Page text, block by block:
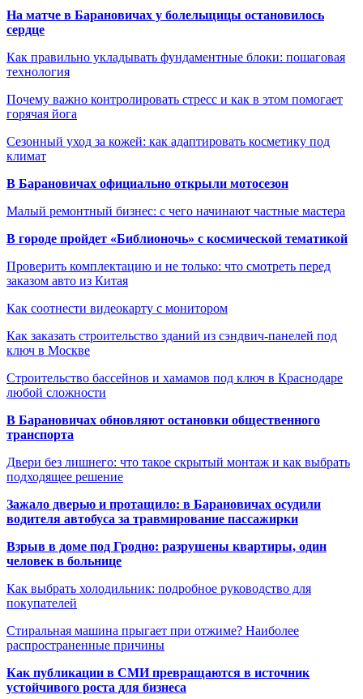
На матче в Барановичах у болельщицы остановилось
сердце
Как правильно укладывать фундаментные блоки: пошаговая
технология
Почему важно контролировать стресс и как в этом помогает
горячая йога
Сезонный уход за кожей: как адаптировать косметику под
климат
В Барановичах официально открыли мотосезон
Малый ремонтный бизнес: с чего начинают частные мастера
В городе пройдет «Библионочь» с космической тематикой
Проверить комплектацию и не только: что смотреть перед
заказом авто из Китая
Как соотнести видеокарту с монитором
Как заказать строительство зданий из сэндвич-панелей под
ключ в Москве
Строительство бассейнов и хамамов под ключ в Краснодаре
любой сложности
В Барановичах обновляют остановки общественного
транспорта
Двери без лишнего: что такое скрытый монтаж и как выбрать
подходящее решение
Зажало дверью и протащило: в Барановичах осудили
водителя автобуса за травмирование пассажирки
Взрыв в доме под Гродно: разрушены квартиры, один
человек в больнице
Как выбрать холодильник: подробное руководство для
покупателей
Стиральная машина прыгает при отжиме? Наиболее
распространенные причины
Как публикации в СМИ превращаются в источник
устойчивого роста для бизнеса